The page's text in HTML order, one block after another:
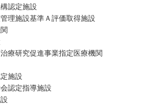
認定施設
理施設基準Ａ評価取得施設
療研究促進事業指定医療機関
施設
認定指導施設